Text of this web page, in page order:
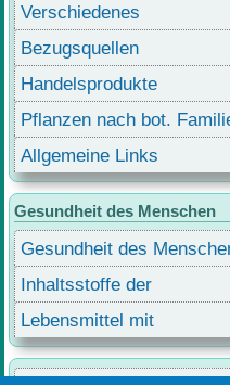
Verschiedenes
Bezugsquellen
Handelsprodukte
Pflanzen nach bot.
Allgemeine Links
Gesundheit des Menschen
Gesundheit des
Inhaltsstoffe der
Lebensmittel
Lebensmittel mit
Inhaltsstoffen
Benutzermenü